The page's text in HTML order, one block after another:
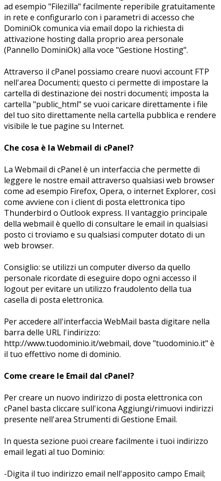
ad esempio "Filezilla" facilmente reperibile gratuitamente
in rete e configurarlo con i parametri di accesso che
DominiOk comunica via email dopo la richiesta di
attivazione hosting dalla proprio area personale
(Pannello DominiOk) alla voce "Gestione Hosting".
Attraverso il cPanel possiamo creare nuovi account FTP
nell'area Documenti; questo ci permette di impostare la
cartella di destinazione dei nostri documenti; imposta la
cartella "public_html" se vuoi caricare direttamente i file
del tuo sito direttamente nella cartella pubblica e rendere
visibile le tue pagine su Internet.
Che cosa è la Webmail di cPanel?
La Webmail di cPanel è un interfaccia che permette di
leggere le nostre email attraverso qualsiasi web browser
come ad esempio Firefox, Opera, o internet Explorer, così
come avviene con i client di posta elettronica tipo
Thunderbird o Outlook express. Il vantaggio principale
della webmail è quello di consultare le email in qualsiasi
posto ci troviamo e su qualsiasi computer dotato di un
web browser.
Consiglio: se utilizzi un computer diverso da quello
personale ricordate di eseguire dopo ogni accesso il
logout per evitare un utilizzo fraudolento della tua
casella di posta elettronica.
Per accedere all'interfaccia WebMail basta digitare nella
barra delle URL l'indirizzo:
http://www.tuodominio.it/webmail, dove "tuodominio.it" è
il tuo effettivo nome di dominio.
Come creare le Email dal cPanel?
Per creare un nuovo indirizzo di posta elettronica con
cPanel basta cliccare sull'icona Aggiungi/rimuovi indirizzi
presente nell'area Strumenti di Gestione Email.
In questa sezione puoi creare facilmente i tuoi indirizzo
email legati al tuo Dominio:
-Digita il tuo indirizzo email nell'apposito campo Email;